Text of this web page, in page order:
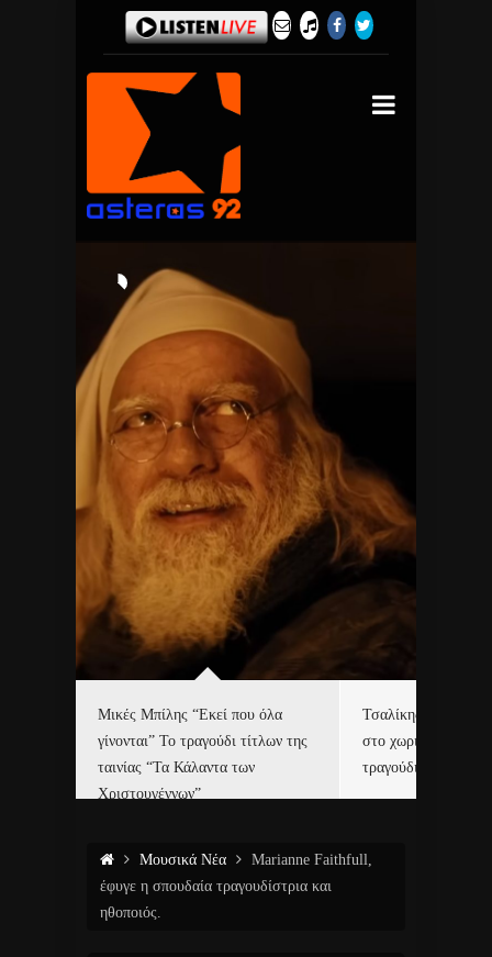
Μικές Μπίλης “Εκεί που όλα
γίνονται” Το τραγούδι τίτλων της
ταινίας “Τα Κάλαντα των
Χριστουγέννων”
Τσαλίκης,
στο χωριό του Άι
τραγούδι και video
Μουσικά Νέα
Marianne Faithfull,
έφυγε η σπουδαία τραγουδίστρια και
ηθοποιός.